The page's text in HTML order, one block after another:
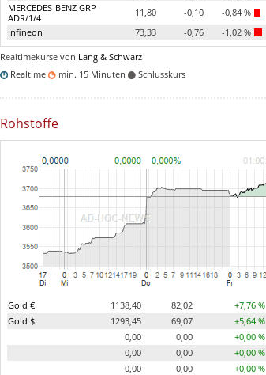
MERCEDES-BENZ GRP
ADR/1/4
11,80 -0,10
-0,84 %
Infineon
73,33 -0,76 -1,02 %
Realtimekurse von Lang & Schwarz
Realtime
min. 15 Minuten Schlusskurs
Rohstoffe
Gold € 1138,40 82,02
+7,76 %
Gold $
1293,45 69,07
+5,64 %
0,00
0,00
+0,00 %
0,00
0,00
+0,00 %
0,00
0,00
+0,00 %